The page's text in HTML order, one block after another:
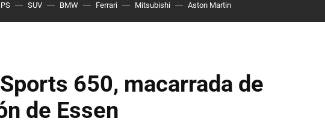
SUV BMW Ferrari Mitsubishi Aston Martin
650, macarrada de
de Essen